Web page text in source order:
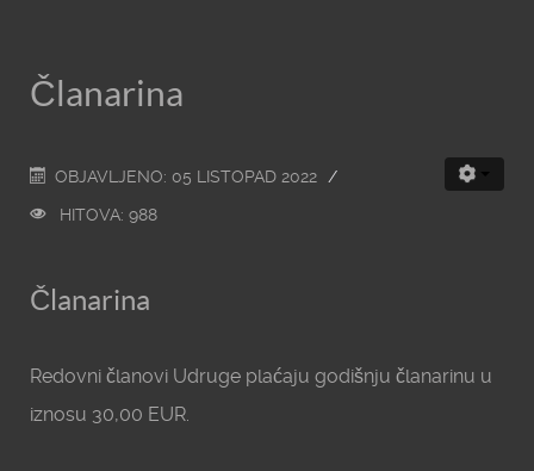
Članarina
OBJAVLJENO: 05 LISTOPAD 2022
HITOVA: 988
Članarina
Redovni članovi Udruge plaćaju godišnju članarinu u
iznosu 30,00 EUR.